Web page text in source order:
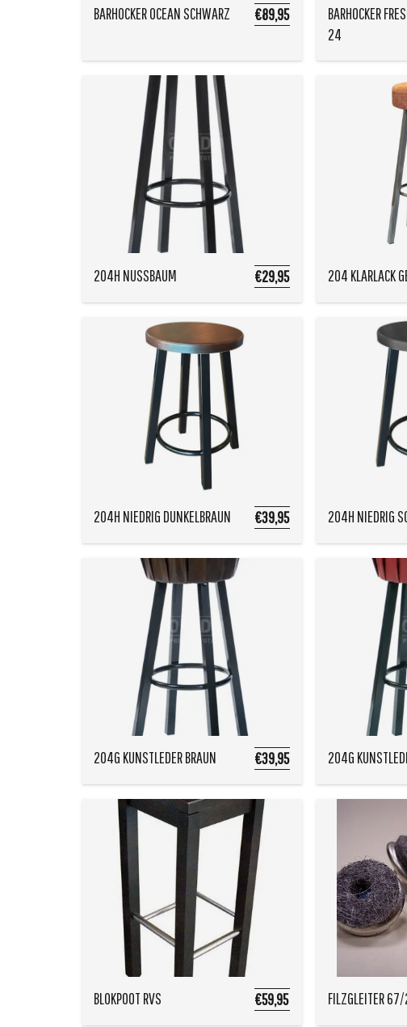
BARHOCKER OCEAN SCHWARZ €89,95
BARHOCKER
24
204H NUSSBAUM €29,95 204 KLARLACK
204H NIEDRIG DUNKELBRAUN €39,95 204H NIEDRIG
204G KUNSTLEDER BRAUN €39,95 204G
BLOKPOOT RVS €59,95 FILZGLEITER